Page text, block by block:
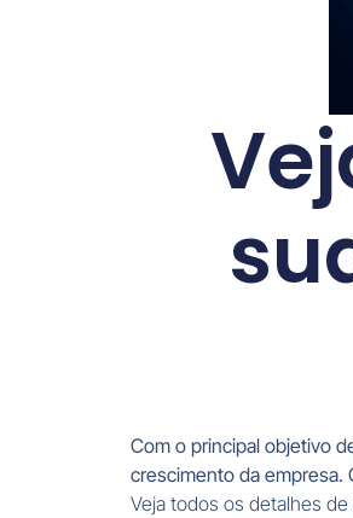
Com o principal objetivo
crescimento da empresa.
Veja todos os detalhes